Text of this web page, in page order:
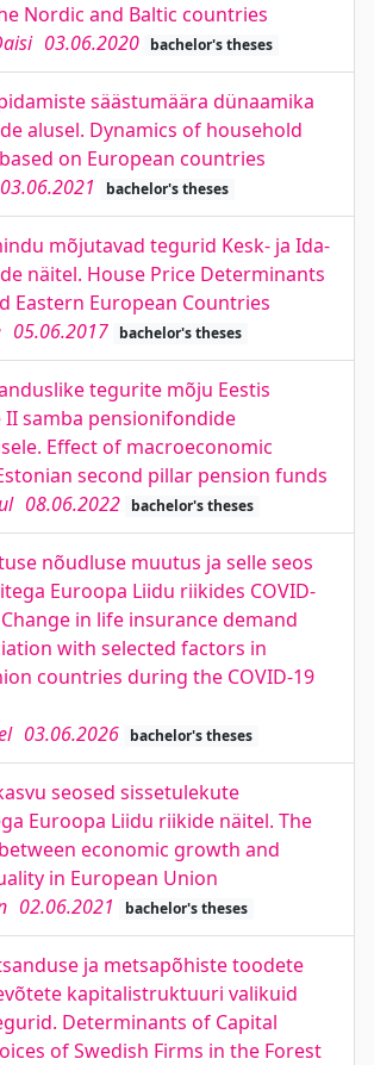
Nordic and Baltic countries
03.06.2020 bachelor's theses
säästumäära dünaamika
alusel. Dynamics of household
on European countries
03.06.2021 bachelor's theses
mõjutavad tegurid Kesk- ja Ida-
näitel. House Price Determinants
Eastern European Countries
05.06.2017 bachelor's theses
tegurite mõju Eestis
II samba pensionifondide
Effect of macroeconomic
second pillar pension funds
08.06.2022 bachelor's theses
nõudluse muutus ja selle seos
Euroopa Liidu riikides COVID-
in life insurance demand
with selected factors in
countries during the COVID-19
03.06.2026 bachelor's theses
seosed sissetulekute
Euroopa Liidu riikide näitel. The
economic growth and
in European Union
02.06.2021 bachelor's theses
ja metsapõhiste toodete
kapitalistruktuuri valikuid
Determinants of Capital
of Swedish Firms in the Forest